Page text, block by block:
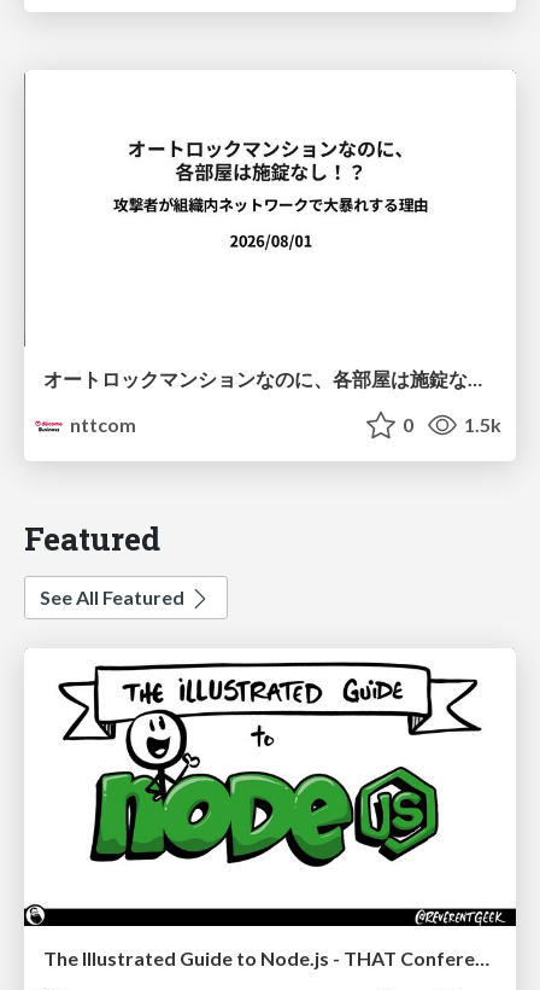
オートロックマンションなのに、各部屋は施錠なし！？ 攻撃者が組織内ネットワークで大暴れする理由 / The Front Door Is Locked, but the Rooms Are Wide Open: Why Attackers Move Freely Inside Enterprise Networks
nttcom
0 1.5k
Featured
See All Featured